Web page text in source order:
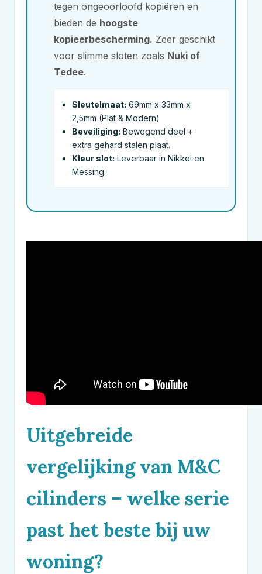
tegen ongeoorloofd kopiëren en
bieden de hoogste
kopieerbescherming. Zeer geschikt
voor slimme sloten zoals Nuki of
Tedee.
Sleutelmaat: 69mm x 33mm x
2,5mm (Plat & Modern)
Beveiliging: Bewegend deel +
extra gehard stalen plaat.
Kleur slot: Leverbaar in Nikkel en
Messing.
Uitgebreide
vergelijking van M&C
cilinders – welke serie
past het beste bij uw
woning?